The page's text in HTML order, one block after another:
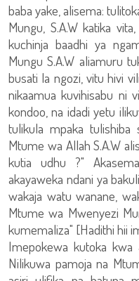
baba yake, alisema:
Mungu, S.A.W katika
kuchinja baadhi ya
Mungu S.A.W aliamuru
busati la ngozi, vitu hivi
nikaamua kuvihisabu ni
kondoo, na idadi yetu
tulikula mpaka tulishiba
Mtume wa Allah S.A.W
kutia udhu ?"
akayaweka ndani ya
wakaja watu wanane,
Mtume wa Mwenyezi
kumemaliza" [Hadithi hii
Imepokewa kutoka kwa
Nilikuwa pamoja na